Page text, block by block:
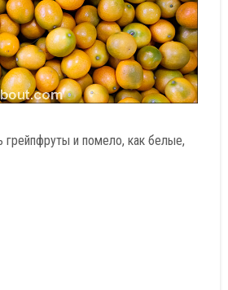
и помело, как белые,